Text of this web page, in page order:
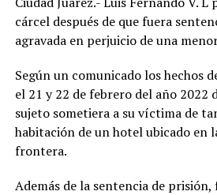
cárcel después de que fuera
agravada en perjuicio de una
Según un comunicado los hechos
el 21 y 22 de febrero del año 2022
sujeto sometiera a su víctima de
habitación de un hotel ubicado en
frontera.
Además de la sentencia de prisión,